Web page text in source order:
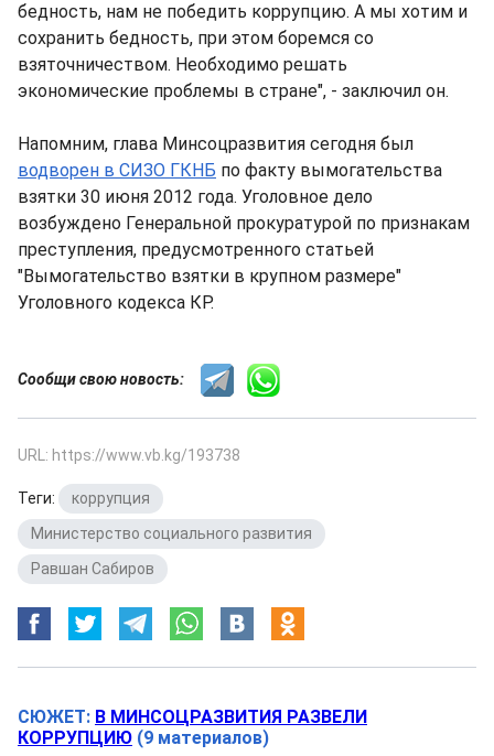
бедность, нам не победить коррупцию. А мы хотим и
сохранить бедность, при этом боремся со
взяточничеством. Необходимо решать
экономические проблемы в стране", - заключил он.
Напомним, глава Минсоцразвития сегодня был
водворен в СИЗО ГКНБ по факту вымогательства
взятки 30 июня 2012 года. Уголовное дело
возбуждено Генеральной прокуратурой по признакам
преступления, предусмотренного статьей
"Вымогательство взятки в крупном размере"
Уголовного кодекса КР.
Сообщи свою новость:
URL: https://www.vb.kg/193738
Теги: коррупция
Министерство социального развития
Равшан Сабиров
СЮЖЕТ: В МИНСОЦРАЗВИТИЯ РАЗВЕЛИ
КОРРУПЦИЮ (9 материалов)